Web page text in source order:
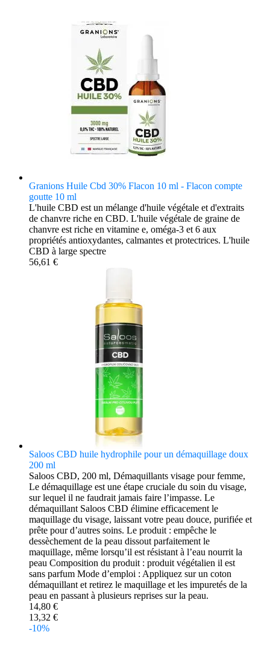
Granions Huile Cbd 30% Flacon 10 ml - Flacon compte
goutte 10 ml
L'huile CBD est un mélange d'huile végétale et d'extraits
de chanvre riche en CBD. L'huile végétale de graine de
chanvre est riche en vitamine e, oméga-3 et 6 aux
propriétés antioxydantes, calmantes et protectrices. L'huile
CBD à large spectre
56,61 €
Saloos CBD huile hydrophile pour un démaquillage doux
200 ml
Saloos CBD, 200 ml, Démaquillants visage pour femme,
Le démaquillage est une étape cruciale du soin du visage,
sur lequel il ne faudrait jamais faire l’impasse. Le
démaquillant Saloos CBD élimine efficacement le
maquillage du visage, laissant votre peau douce, purifiée et
prête pour d’autres soins. Le produit : empêche le
dessèchement de la peau dissout parfaitement le
maquillage, même lorsqu’il est résistant à l’eau nourrit la
peau Composition du produit : produit végétalien il est
sans parfum Mode d’emploi : Appliquez sur un coton
démaquillant et retirez le maquillage et les impuretés de la
peau en passant à plusieurs reprises sur la peau.
14,80 €
13,32 €
-10%